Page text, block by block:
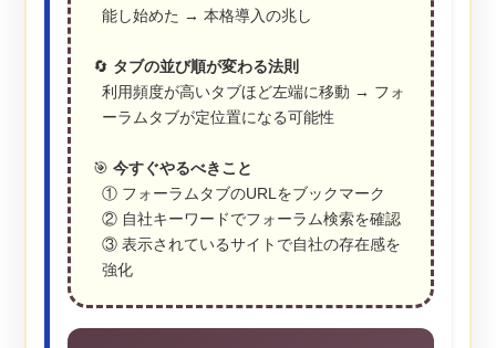
能し始めた → 本格導入の兆し
🔄 タブの並び順が変わる法則
利用頻度が高いタブほど左端に移動 → フォ
ーラムタブが定位置になる可能性
🎯今すぐやるべきこと
① フォーラムタブのURLをブックマーク
② 自社キーワードでフォーラム検索を確認
③ 表示されているサイトで自社の存在感を
強化